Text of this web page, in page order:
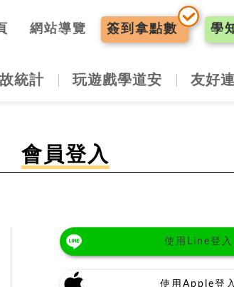
網站導覽 簽到 拿點數 學
統計 玩遊戲學道安 友好
會員登入
使用Line登入
使用Apple登入